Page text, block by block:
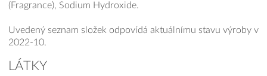
(Fragrance), Sodium Hydroxide.
Uvedený seznam složek odpovídá aktuálnímu stavu výroby v
2022-10.
LÁTKY